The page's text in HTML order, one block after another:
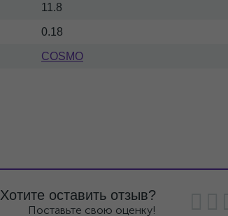
11.8
0.18
COSMO
Хотите оставить отзыв?
Поставьте свою оценку!